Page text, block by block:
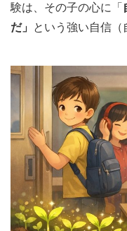
験は、その子の心に「
だ」
という強い自信（